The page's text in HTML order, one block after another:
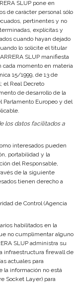
SLUP pone en
de carácter personal sólo
pertinentes y no
explícitas y
cuando hayan dejado
lo solicite el titular
SLUP manifiesta
cada momento en materia
15/1999, de 13 de
el Real Decreto
de desarrollo de la
Parlamento Europeo y del
los datos facilitados a
interesados pueden
portabilidad y la
del Responsable,
de la siguiente
tienen derecho a
de Control (Agencia
habilitados en la
no cumplimentar alguno
SLUP administra su
infraestructura firewall de
actuales para
la información no está
Socket Layer) para